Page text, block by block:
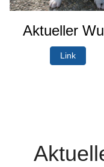
Aktueller
Link